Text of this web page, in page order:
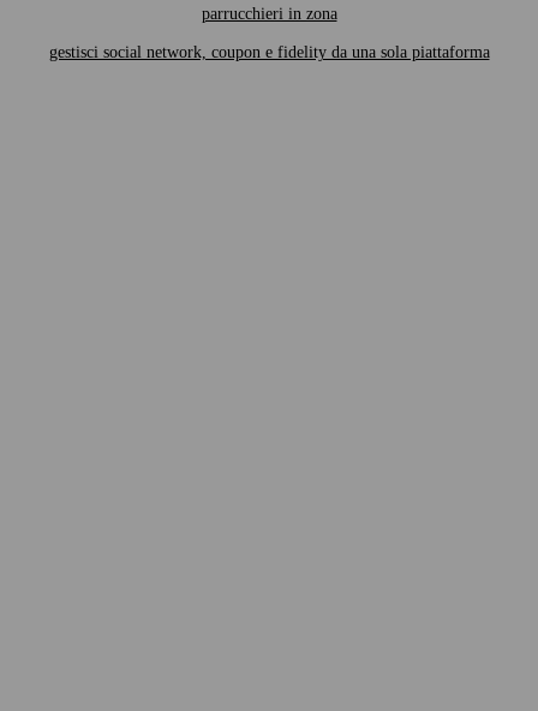
parrucchieri in zona
gestisci social network, coupon e fidelity da una sola piattaforma